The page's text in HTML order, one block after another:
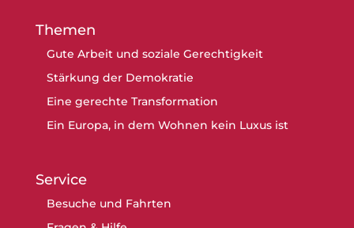
Themen
Gute Arbeit und soziale Gerechtigkeit
Stärkung der Demokratie
Eine gerechte Transformation
Ein Europa, in dem Wohnen kein Luxus ist
Service
Besuche und Fahrten